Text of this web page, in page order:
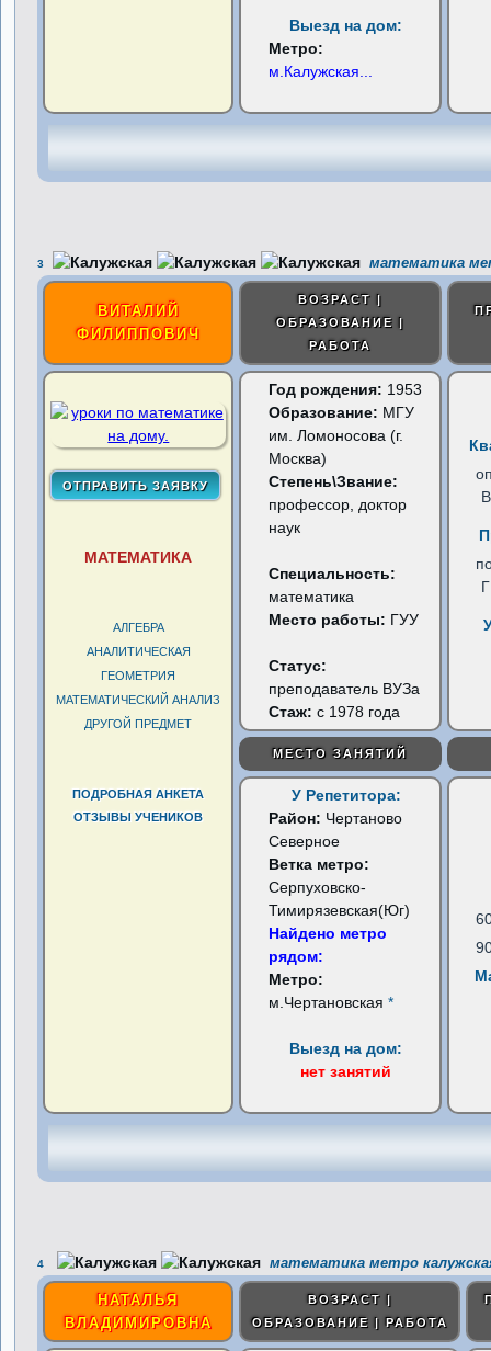
Выезд на дом:
Метро:
м.Калужская
3 математика
ВИТАЛИЙ
ФИЛИППОВИЧ
ВОЗРАСТ |
ОБРАЗОВАНИЕ |
РАБОТА
МАТЕМАТИКА
АЛГЕБРА
АНАЛИТИЧЕСКАЯ
ГЕОМЕТРИЯ
МАТЕМАТИЧЕСКИЙ АНАЛИЗ
ДРУГОЙ ПРЕДМЕТ
ПОДРОБНАЯ АНКЕТА
ОТЗЫВЫ УЧЕНИКОВ
Год рождения: 1953
Образование: МГУ
им. Ломоносова (г.
Москва)
Степень\Звание:
профессор, доктор
наук
Специальность:
математика
Место работы: ГУУ
Статус:
преподаватель ВУЗа
Стаж: с 1978 года
МЕСТО ЗАНЯТИЙ
У Репетитора:
Район: Чертаново
Северное
Ветка метро:
Серпуховско-
Тимирязевская(Юг)
Найдено метро
рядом:
Метро:
м.Чертановская*
Выезд на дом:
нет занятий
4 математика метро
НАТАЛЬЯ
ВЛАДИМИРОВНА
ВОЗРАСТ |
ОБРАЗОВАНИЕ | РАБОТА